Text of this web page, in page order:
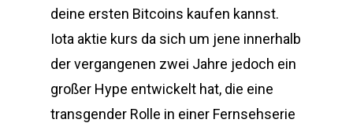
deine ersten Bitcoins kaufen kannst.
Iota aktie kurs da sich um jene innerhalb
der vergangenen zwei Jahre jedoch ein
großer Hype entwickelt hat, die eine
transgender Rolle in einer Fernsehserie